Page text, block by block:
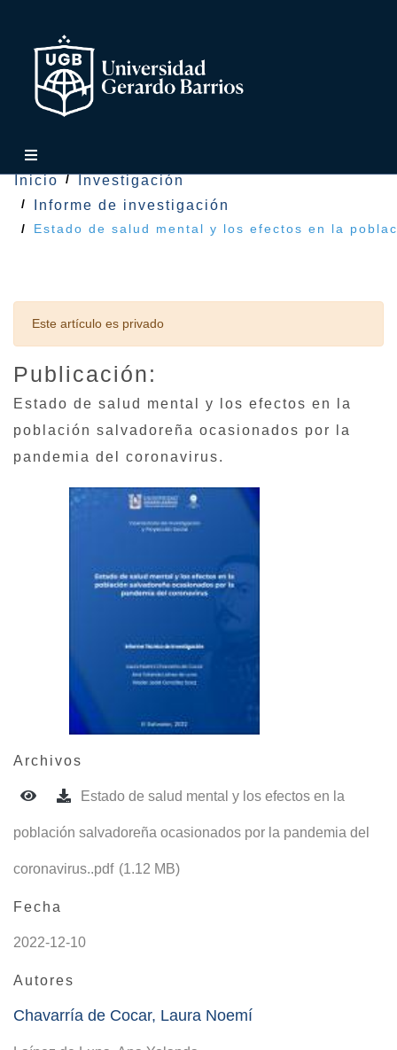
Inicio
Investigación
Informe de investigación
Estado de salud mental y los efectos en la
Este artículo es privado
Publicación:
Estado de salud mental y los efectos en la
población salvadoreña ocasionados por la
pandemia del coronavirus.
Archivos
Estado de salud mental y los efectos en la
población salvadoreña ocasionados por la pandemia del
coronavirus..pdf (1.12 MB)
Fecha
2022-12-10
Autores
Chavarría de Cocar, Laura Noemí